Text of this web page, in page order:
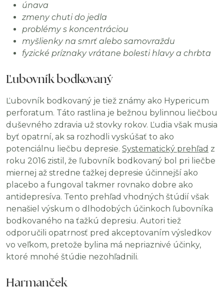
únava
zmeny chuti do jedla
problémy s koncentráciou
myšlienky na smrť alebo samovraždu
fyzické príznaky vrátane bolesti hlavy a chrbta
Ľubovník bodkovaný
Ľubovník bodkovaný je tiež známy ako Hypericum
perforatum. Táto rastlina je bežnou bylinnou liečbou
duševného zdravia už stovky rokov. Ľudia však musia
byť opatrní, ak sa rozhodli vyskúšať to ako
potenciálnu liečbu depresie. Systematický prehľad z
roku 2016 zistil, že ľubovník bodkovaný bol pri liečbe
miernej až stredne ťažkej depresie účinnejší ako
placebo a fungoval takmer rovnako dobre ako
antidepresíva. Tento prehľad vhodných štúdií však
nenašiel výskum o dlhodobých účinkoch ľubovníka
bodkovaného na ťažkú depresiu. Autori tiež
odporučili opatrnosť pred akceptovaním výsledkov
vo veľkom, pretože bylina má nepriaznivé účinky,
ktoré mnohé štúdie nezohľadnili.
Harmanček